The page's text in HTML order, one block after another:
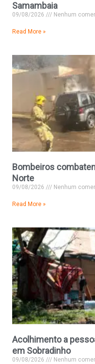
Samambaia
09/08/2026 Nenhum
Read More »
Bombeiros
Norte
09/08/2026 Nenhum
Read More »
Acolhimento a
em Sobradinho
09/08/2026 Nenhum